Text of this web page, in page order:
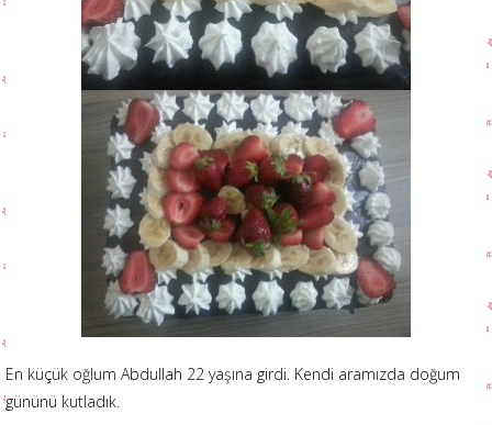
En küçük oğlum Abdullah 22 yaşına girdi. Kendi aramızda doğum
gününü kutladık.